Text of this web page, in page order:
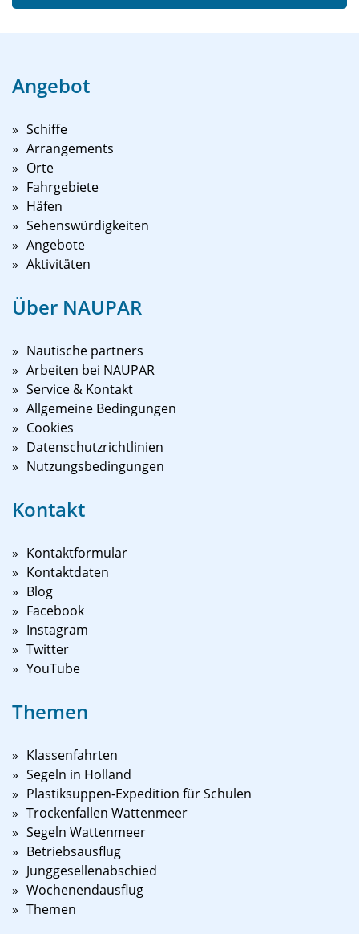
Angebot
Schiffe
Arrangements
Orte
Fahrgebiete
Häfen
Sehenswürdigkeiten
Angebote
Aktivitäten
Über NAUPAR
Nautische partners
Arbeiten bei NAUPAR
Service & Kontakt
Allgemeine Bedingungen
Cookies
Datenschutzrichtlinien
Nutzungsbedingungen
Kontakt
Kontaktformular
Kontaktdaten
Blog
Facebook
Instagram
Twitter
YouTube
Themen
Klassenfahrten
Segeln in Holland
Plastiksuppen-Expedition für Schulen
Trockenfallen Wattenmeer
Segeln Wattenmeer
Betriebsausflug
Junggesellenabschied
Wochenendausflug
Themen